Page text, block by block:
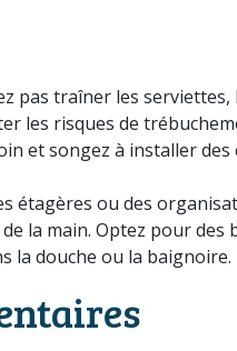
pas traîner les
les risques de
et songez à installer
étagères ou des
la main. Optez pour des
la douche ou la baignoire.